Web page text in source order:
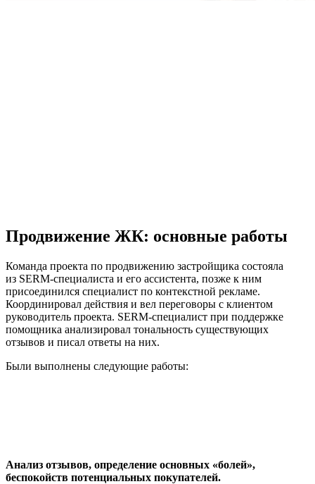
Продвижение ЖК: основные работы
Команда проекта по продвижению застройщика состояла
из SERM-специалиста и его ассистента, позже к ним
присоединился специалист по контекстной рекламе.
Координировал действия и вел переговоры с клиентом
руководитель проекта. SERM-специалист при поддержке
помощника анализировал тональность существующих
отзывов и писал ответы на них.
Были выполнены следующие работы:
Анализ отзывов, определение основных «болей»,
беспокойств потенциальных покупателей.